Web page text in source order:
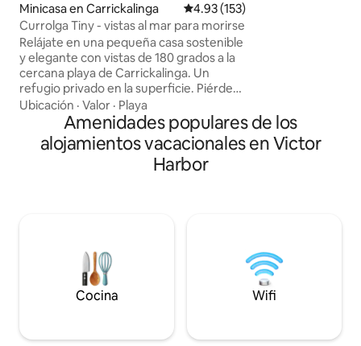
Minicasa en Carrickalinga Calificación promedio: 4.93 de
4.93 (153)
Currolga Tiny - vistas al mar para morirse
Relájate en una pequeña casa sostenible
y elegante con vistas de 180 grados a la
cercana playa de Carrickalinga. Un
refugio privado en la superficie. Piérdete
en las puestas de sol diarias, las
impresionantes nubes de tormenta y las
amplias vistas a Rapid Head y al Golfo
Disfruta de la observación de estrellas
desde las ventanas o la terraza.
chimenea interior para noches más frías.
Cocina pequeña. Luces de café en la
terraza y fogata
Ubicación · Valor · Playa
península de
Amenidades populares de los
alojamientos vacacionales en Victor
Harbor
Cocina Wifi